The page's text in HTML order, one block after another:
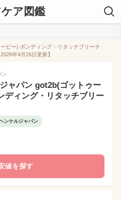
ア図鑑
ビー) ボンディング・リタッチブリーチ
年4月26日更新】
ン
ャパン got2b(ゴットゥー
ディング・リタッチブリー
ンケルジャパン
値を探す